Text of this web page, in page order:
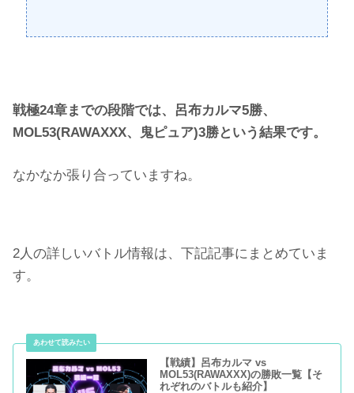
戦極24章までの段階では、呂布カルマ5勝、
MOL53(RAWAXXX、鬼ピュア)3勝という結果です。
なかなか張り合っていますね。
2人の詳しいバトル情報は、下記記事にまとめていま
す。
【戦績】呂布カルマ vs
MOL53(RAWAXXX)の勝敗一覧【そ
れぞれのバトルも紹介】